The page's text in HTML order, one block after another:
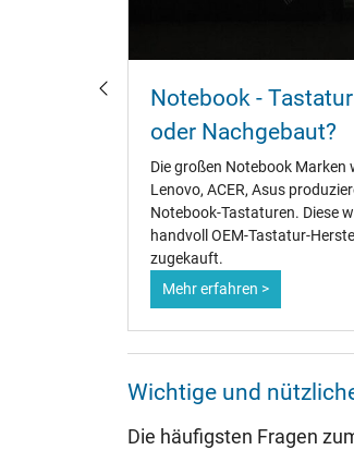
Notebook - Tastatur
oder Nachgebaut?
Die großen Notebook Marken
Lenovo, ACER, Asus
Notebook-Tastaturen. Diese
handvoll OEM-Tastatur-
zugekauft.
Mehr erfahren >
Wichtige und
Die häufigsten Fragen